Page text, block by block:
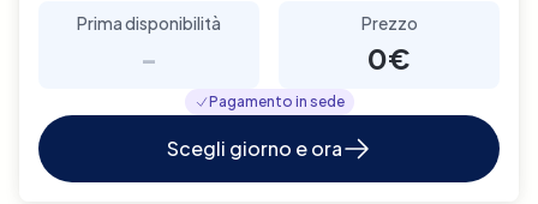
Prima disponibilità
-
Prezzo
0€
Pagamento in sede
Scegli giorno e ora